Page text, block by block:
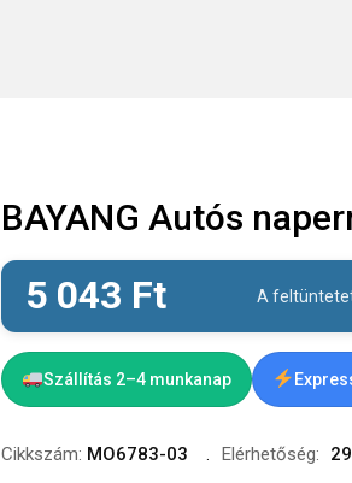
BAYANG Autós
5 043 Ft A
Szállítás 2–4 munkanap
Cikkszám: MO6783-03 Elérhetőség: